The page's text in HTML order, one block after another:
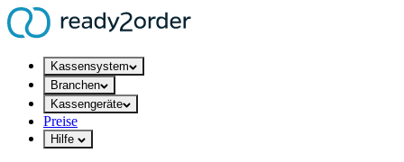
Kassensystem
Branchen
Kassengeräte
Preise
Hilfe